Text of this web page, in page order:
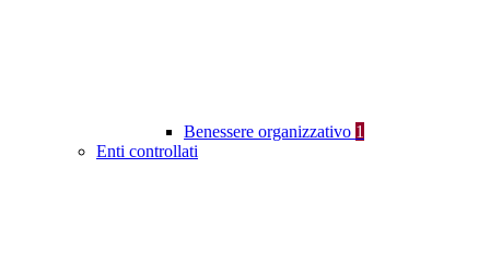
Benessere organizzativo 1
Enti controllati